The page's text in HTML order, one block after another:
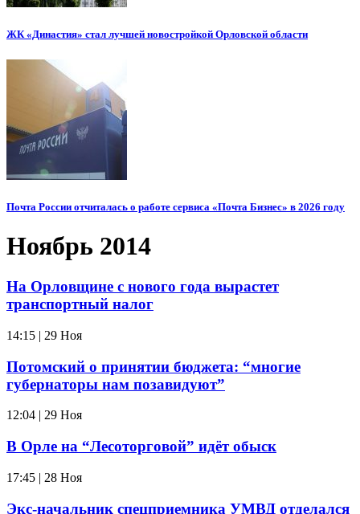
ЖК «Династия» стал лучшей новостройкой Орловской области
Почта России отчиталась о работе сервиса «Почта Бизнес» в 2026 году
Ноябрь 2014
На Орловщине с нового года вырастет
транспортный налог
14:15 | 29 Ноя
Потомский о принятии бюджета: “многие
губернаторы нам позавидуют”
12:04 | 29 Ноя
В Орле на “Лесоторговой” идёт обыск
17:45 | 28 Ноя
Экс-начальник спецприемника УМВД отделался